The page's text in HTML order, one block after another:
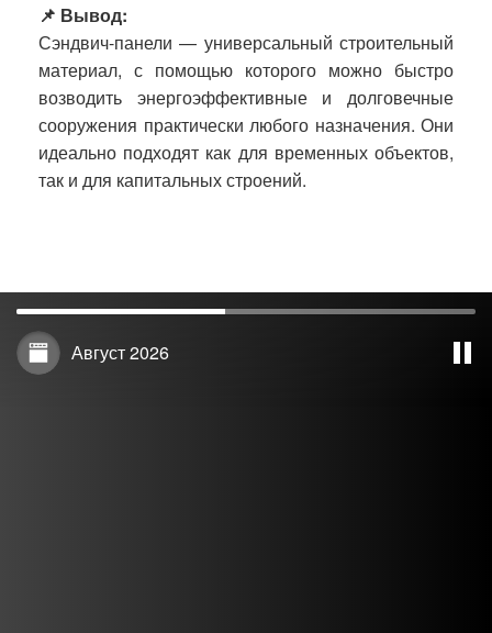
📌 Вывод:
Сэндвич-панели — универсальный строительный
материал, с помощью которого можно быстро
возводить энергоэффективные и долговечные
сооружения практически любого назначения. Они
идеально подходят как для временных объектов,
так и для капитальных строений.
Август 2026